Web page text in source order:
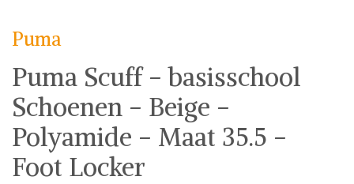
fashion wish-list samen. Veilig online shoppen.
Puma
Puma Scuff - basisschool
Schoenen - Beige -
Polyamide - Maat 35.5 -
Foot Locker